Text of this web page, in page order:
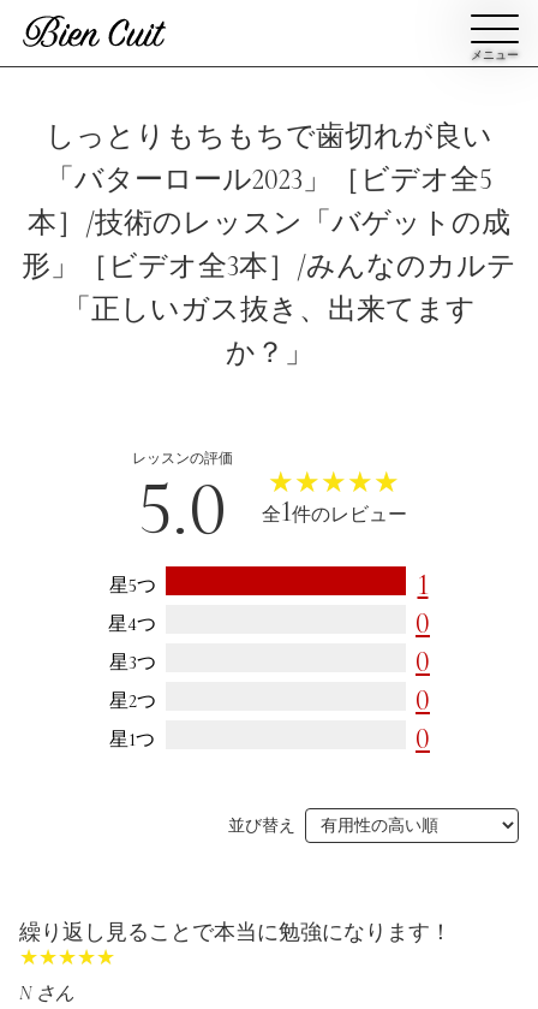
メニュー
ログイン
パン一覧
ビアンキュイカルテ
Bien Cuitについて
講師紹介
利用規約
お問い合わせ
公開収録レッスン
パン屋になった人達
パン辞典
よくある質問
トップページ
しっとりもちもちで歯切れが良い
「バターロール2023」［ビデオ全5
本］/技術のレッスン「バゲットの成
形」［ビデオ全3本］/みんなのカルテ
「正しいガス抜き、出来てます
か？」
レッスンの評価
5.0 ★★★★★
★★★★★
全1件のレビュー
星5つ 1
星4つ 0
星3つ 0
星2つ 0
星1つ 0
並び替え
繰り返し見ることで本当に勉強になります！
★★★★★
★★★★★
N さん